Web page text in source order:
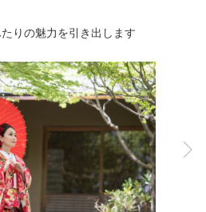
ブログ
スタジオトップ
りの魅力を引き出します